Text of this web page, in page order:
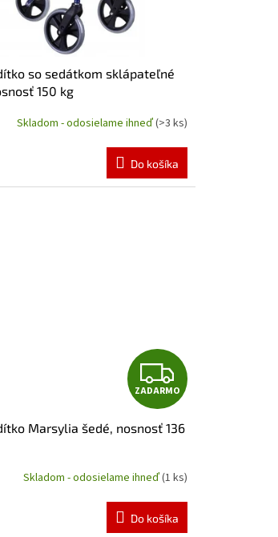
so sedátkom sklápateľné
150 kg
Skladom - odosielame ihneď(>3 ks)
Do košíka
Z
A
D
A
R
ZADARMO
Marsylia šedé, nosnosť 136
Skladom - odosielame ihneď(1 ks)
Do košíka